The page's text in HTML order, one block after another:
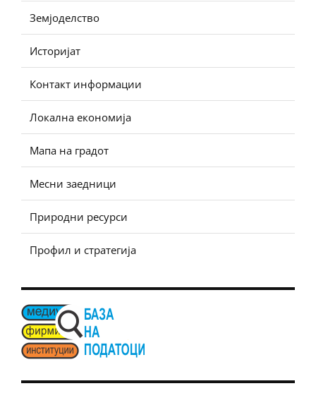
Земјоделство
Историјат
Контакт информации
Локална економија
Мапа на градот
Месни заедници
Природни ресурси
Профил и стратегија